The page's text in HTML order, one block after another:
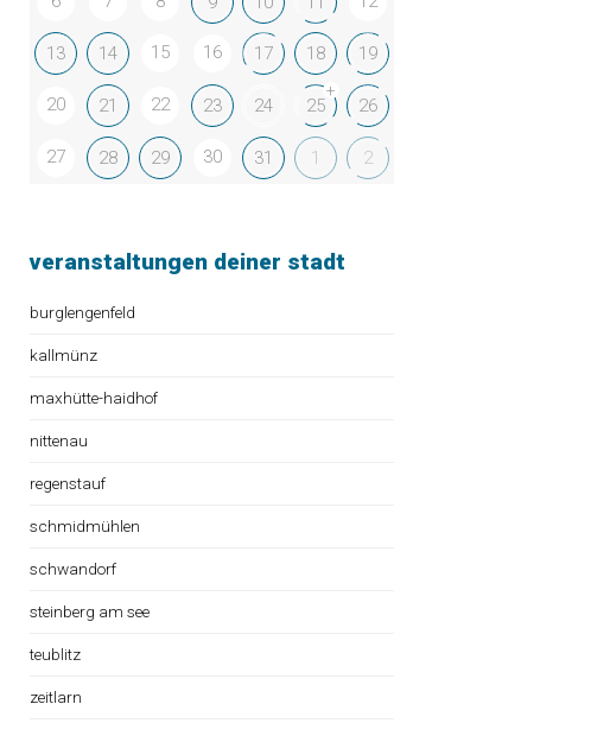
13 14 15 16 17 18 19
20 21 22 23 24 25
+
26
27 28 29 30 31 1 2
veranstaltungen deiner stadt
burglengenfeld
kallmünz
maxhütte-haidhof
nittenau
regenstauf
schmidmühlen
schwandorf
steinberg am see
teublitz
zeitlarn